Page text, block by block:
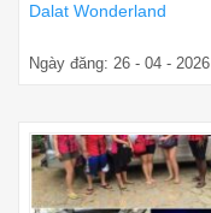
Dalat Wonderland
Ngày đăng: 26 - 04 - 2026